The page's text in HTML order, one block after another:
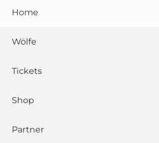
Home
Wölfe
Tickets
Shop
Partner